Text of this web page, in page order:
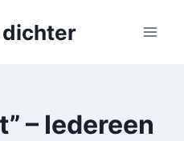
– Iedereen